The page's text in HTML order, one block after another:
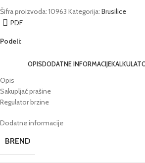
Šifra proizvoda: 10963 Kategorija: Brusilice
PDF
Podeli:
OPISDODATNE INFORMACIJE
Opis
Sakupljač prašine
Regulator brzine
Dodatne informacije
BREND